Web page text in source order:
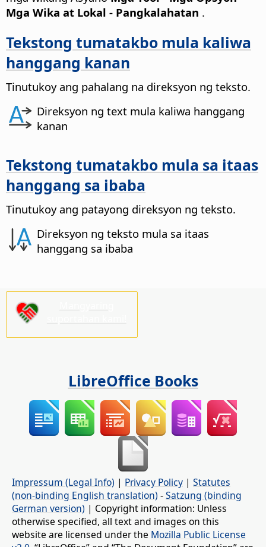
Mga Wika at Lokal - Pangkalahatan .
Tekstong tumatakbo mula kaliwa
hanggang kanan
Tinutukoy ang pahalang na direksyon ng teksto.
Direksyon ng text mula kaliwa hanggang
kanan
Tekstong tumatakbo mula sa itaas
hanggang sa ibaba
Tinutukoy ang patayong direksyon ng teksto.
Direksyon ng teksto mula sa itaas
hanggang sa ibaba
LibreOffice Books
Impressum (Legal Info) | Privacy Policy | Statutes
(non-binding English translation) -Satzung (binding
German version) | Copyright information: Unless
otherwise specified, all text and images on this
website are licensed under the Mozilla Public License